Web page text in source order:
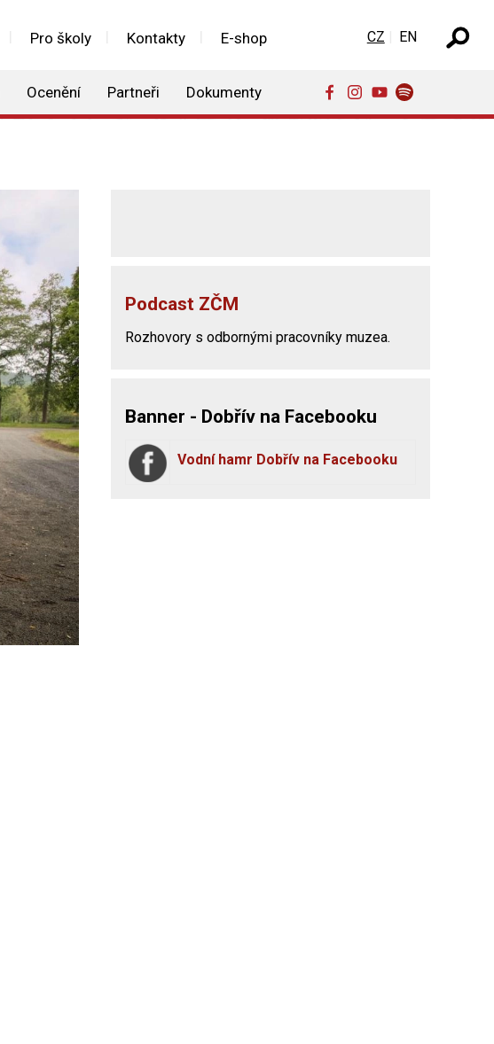
Pro školy Kontakty E-shop
Ocenění Partneři Dokumenty
Zvolte jazyk
CZ EN
Podcast ZČM
Rozhovory s odbornými pracovníky muzea.
Banner - Dobřív na Facebooku
Vodní hamr Dobřív na Facebooku